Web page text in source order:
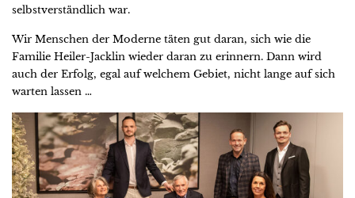
selbstverständlich war.
Wir Menschen der Moderne täten gut daran, sich wie die
Familie Heiler-Jacklin wieder daran zu erinnern. Dann wird
auch der Erfolg, egal auf welchem Gebiet, nicht lange auf sich
warten lassen …